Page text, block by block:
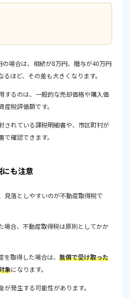
場合は、相続が8万円、贈与が40万円
ほど、その差も大きくなります。
するのは、一般的な売却価格や購入価
税評価額です。
されている課税明細書や、市区町村が
確認できます。
にも注意
見落としやすいのが不動産取得税で
場合、不動産取得税は原則としてかか
取得した場合は、 無償で受け取った
象になります。
発生する可能性があります。